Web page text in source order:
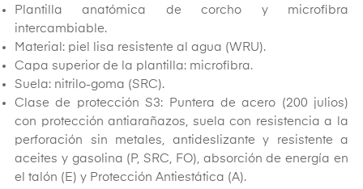
Plantilla anatómica de corcho y microfibra
intercambiable.
Material: piel lisa resistente al agua (WRU).
Capa superior de la plantilla: microfibra.
Suela: nitrilo-goma (SRC).
Clase de protección S3: Puntera de acero (200 julios)
con protección antiarañazos, suela con resistencia a la
perforación sin metales, antideslizante y resistente a
aceites y gasolina (P, SRC, FO), absorción de energía en
el talón (E) y Protección Antiestática (A).